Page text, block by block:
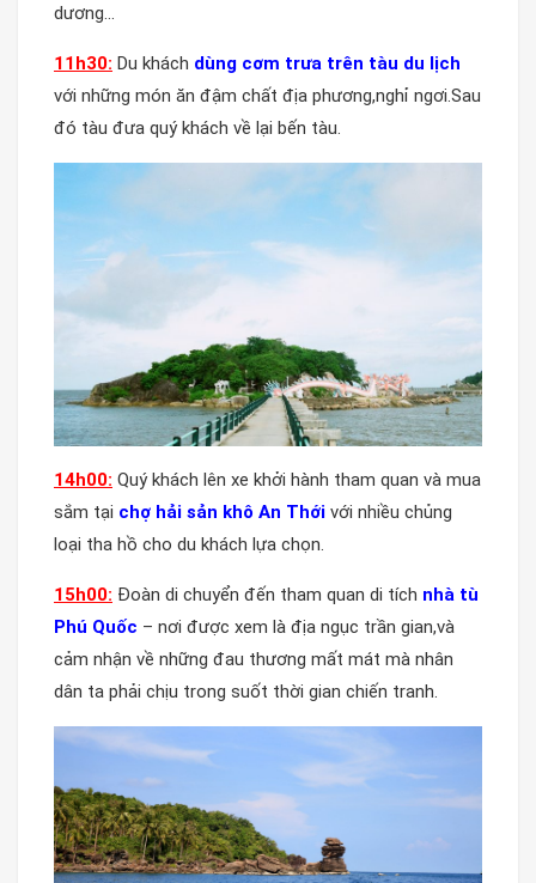
dương…
11h30: Du khách dùng cơm trưa trên tàu du lịch
với những món ăn đậm chất địa phương,nghỉ ngơi.Sau
đó tàu đưa quý khách về lại bến tàu.
14h00: Quý khách lên xe khởi hành tham quan và mua
sắm tại chợ hải sản khô An Thới với nhiều chủng
loại tha hồ cho du khách lựa chọn.
15h00: Đoàn di chuyển đến tham quan di tích nhà tù
Phú Quốc – nơi được xem là địa ngục trần gian,và
cảm nhận về những đau thương mất mát mà nhân
dân ta phải chịu trong suốt thời gian chiến tranh.